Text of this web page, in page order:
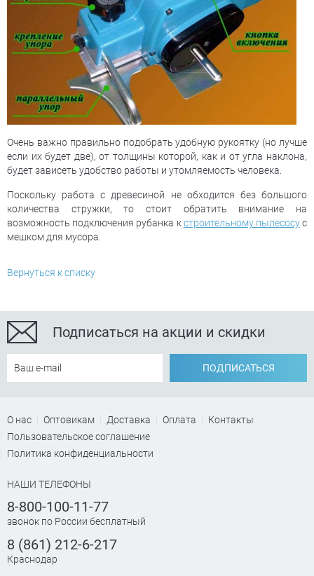
Очень важно правильно подобрать удобную рукоятку (но лучше
если их будет две), от толщины которой, как и от угла наклона,
будет зависеть удобство работы и утомляемость человека.
Поскольку работа с древесиной не обходится без большого
количества стружки, то стоит обратить внимание на
возможность подключения рубанка кстроительному пылесосус
мешком для мусора.
Вернуться к списку
Подписаться на акции и скидки
ПОДПИСАТЬСЯ
О нас Оптовикам Доставка Оплата
Контакты
Пользовательское соглашение
Политика конфиденциальности
НАШИ ТЕЛЕФОНЫ
8-800-100-11-77
звонок по России бесплатный
8 (861) 212-6-217
Краснодар